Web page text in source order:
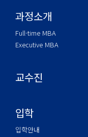
과정소개
Full-time MBA
Executive MBA
교수진
입학
입학안내